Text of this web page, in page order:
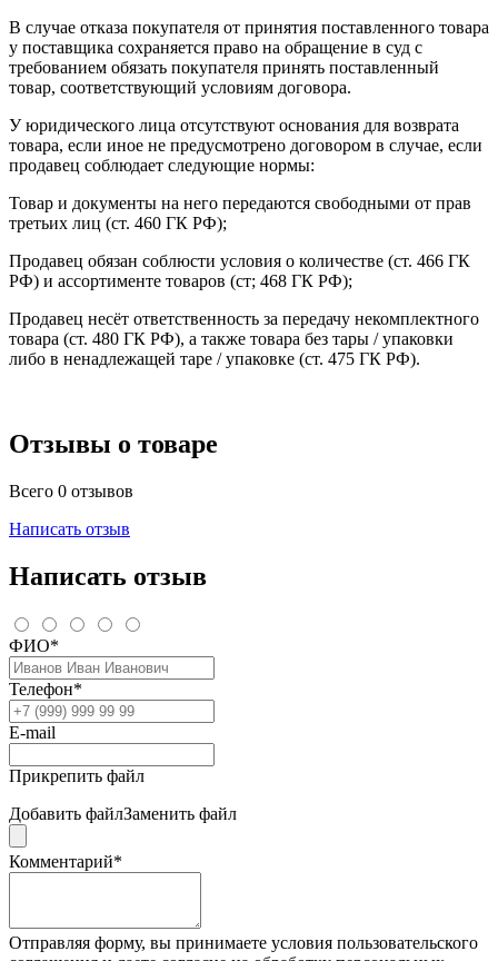
В случае отказа покупателя от принятия поставленного товара
у поставщика сохраняется право на обращение в суд с
требованием обязать покупателя принять поставленный
товар, соответствующий условиям договора.
У юридического лица отсутствуют основания для возврата
товара, если иное не предусмотрено договором в случае, если
продавец соблюдает следующие нормы:
Товар и документы на него передаются свободными от прав
третьих лиц (ст. 460 ГК РФ);
Продавец обязан соблюсти условия о количестве (ст. 466 ГК
РФ) и ассортименте товаров (ст; 468 ГК РФ);
Продавец несёт ответственность за передачу некомплектного
товара (ст. 480 ГК РФ), а также товара без тары / упаковки
либо в ненадлежащей таре / упаковке (ст. 475 ГК РФ).
Отзывы о товаре
Всего 0 отзывов
Написать отзыв
Написать отзыв
ФИО*
Телефон*
E-mail
Прикрепить файл
Добавить файлЗаменить файл
Комментарий*
Отправляя форму, вы принимаете условия пользовательского